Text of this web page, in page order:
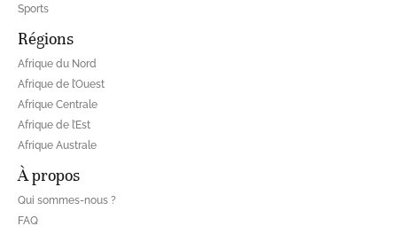
Sports
Régions
Afrique du Nord
Afrique de l’Ouest
Afrique Centrale
Afrique de l’Est
Afrique Australe
À propos
Qui sommes-nous ?
FAQ